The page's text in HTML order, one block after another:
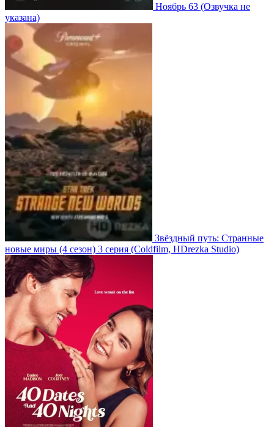
Ноябрь 63 (Озвучка не
указана)
Звёздный путь: Странные
новые миры (4 сезон) 3 серия (Coldfilm, HDrezka Studio)